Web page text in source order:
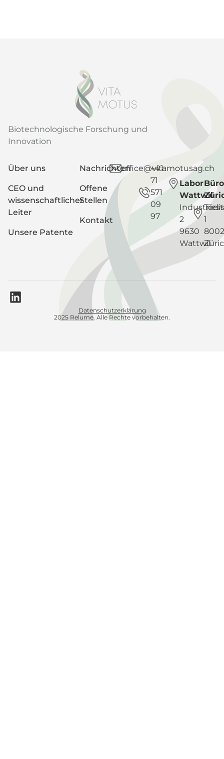
Biotechnologische Forschung und
Innovation
Über uns
CEO und
wissenschaftlicher
Leiter
Unsere Patente
Nachrichten
Offene
Stellen
Kontakt
office@vitamotusag.ch
+41
71
571
09
97
Labor
Wattwil
2
9630
Wattwil
Büro
1
8002
Datenschutzerklärung
2025 Relume. Alle Rechte vorbehalten.